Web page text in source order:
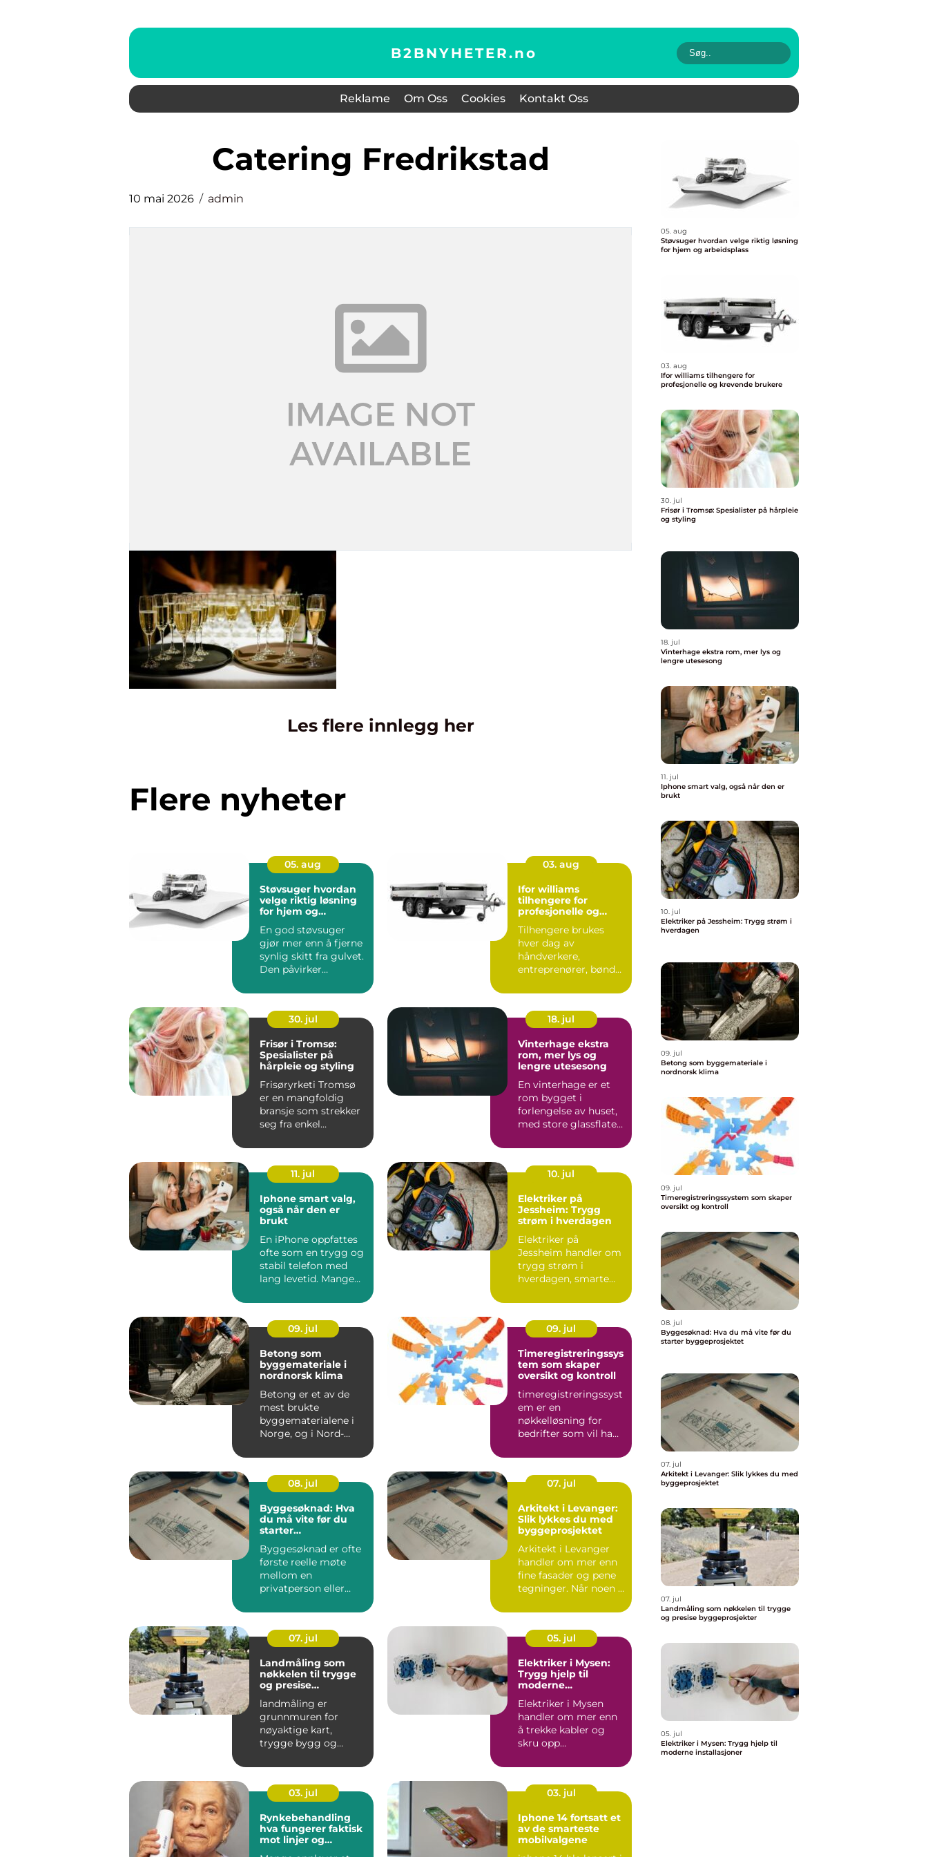
B2BNYHETER.no
Reklame Om Oss Cookies Kontakt Oss
Catering Fredrikstad
10 mai 2026 admin
Les flere innlegg her
Flere nyheter
05. aug
Støvsuger hvordan
velge riktig løsning
for hjem og
En god støvsuger
gjør mer enn å fjerne
synlig skitt fra gulvet.
Den påvirker
arbeidsmil...
03. aug
Ifor williams
tilhengere for
profesjonelle og
Tilhengere brukes
hver dag av
håndverkere,
entreprenører, bønder
Behovene er ulik...
30. jul
Frisør i Tromsø:
Spesialister på
hårpleie og styling
Frisøryrketi Tromsø
er en mangfoldig
bransje som strekker
seg fra enkel
18. jul
Vinterhage ekstra
rom, mer lys og
lengre utesesong
En vinterhage er et
rom bygget i
forlengelse av huset,
med store glassflater
R...
11. jul
Iphone smart valg,
også når den er
brukt
En iPhone oppfattes
ofte som en trygg og
stabil telefon med
lang levetid. Mange
go...
10. jul
Elektriker på
Jessheim: Trygg
strøm i hverdagen
Elektriker på
Jessheim handler om
trygg strøm i
hverdagen, smarte
09. jul
Betong som
byggemateriale i
nordnorsk klima
Betong er et av de
mest brukte
byggematerialene i
Norge, og i Nord-
vist hvor vikt...
09. jul
Timeregistreringssys
tem som skaper
oversikt og kontroll
timeregistreringssyst
em er en
nøkkelløsning for
bedrifter som vil ha
arbeidstid,...
08. jul
Byggesøknad: Hva
du må vite før du
starter
Byggesøknad er ofte
første reelle møte
mellom en
privatperson eller
07. jul
Arkitekt i Levanger:
Slik lykkes du med
byggeprosjektet
Arkitekt i Levanger
handler om mer enn
fine fasader og pene
tegninger. Når noen i
07. jul
Landmåling som
nøkkelen til trygge
og presise
landmåling er
grunnmuren for
nøyaktige kart,
trygge bygg og
arealforvaltning. Uten
presise ...
05. jul
Elektriker i Mysen:
Trygg hjelp til
moderne
Elektriker i Mysen
handler om mer enn
å trekke kabler og
skru opp
str...
03. jul
Rynkebehandling
hva fungerer faktisk
mot linjer og
03. jul
Iphone 14 fortsatt et
av de smarteste
mobilvalgene
05. aug
Støvsuger hvordan velge riktig løsning
for hjem og arbeidsplass
03. aug
Ifor williams tilhengere for
profesjonelle og krevende brukere
30. jul
Frisør i Tromsø: Spesialister på hårpleie
og styling
18. jul
Vinterhage ekstra rom, mer lys og
lengre utesesong
11. jul
Iphone smart valg, også når den er
brukt
10. jul
Elektriker på Jessheim: Trygg strøm i
hverdagen
09. jul
Betong som byggemateriale i
nordnorsk klima
09. jul
Timeregistreringssystem som skaper
oversikt og kontroll
08. jul
Byggesøknad: Hva du må vite før du
starter byggeprosjektet
07. jul
Arkitekt i Levanger: Slik lykkes du med
byggeprosjektet
07. jul
Landmåling som nøkkelen til trygge
og presise byggeprosjekter
05. jul
Elektriker i Mysen: Trygg hjelp til
moderne installasjoner